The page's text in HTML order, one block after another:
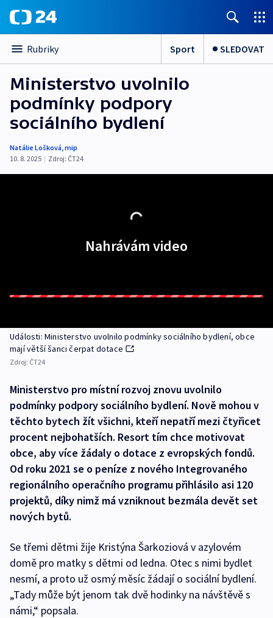
Rubriky Sport SLEDOVAT
Ministerstvo uvolnilo
podmínky podpory
sociálního bydlení
Natálie Lošková,mip
10. 8. 2025 | Zdroj: ČT24
Nahrávám video
Události: Ministerstvo uvolnilo podmínky sociálního bydlení, obce
mají větší šanci čerpat dotace
Zdroj: ČT24
Ministerstvo pro místní rozvoj znovu uvolnilo
podmínky podpory sociálního bydlení. Nově mohou v
těchto bytech žít všichni, kteří nepatří mezi čtyřicet
procent nejbohatších. Resort tím chce motivovat
obce, aby více žádaly o dotace z evropských fondů.
Od roku 2021 se o peníze z nového Integrovaného
regionálního operačního programu přihlásilo asi 120
projektů, díky nimž má vzniknout bezmála devět set
nových bytů.
Se třemi dětmi žije Kristýna Šarkoziová v azylovém
domě pro matky s dětmi od ledna. Otec s nimi bydlet
nesmí, a proto už osmý měsíc žádají o sociální bydlení.
„Tady může být jenom tak dvě hodinky na návštěvě s
námi,“ popsala.